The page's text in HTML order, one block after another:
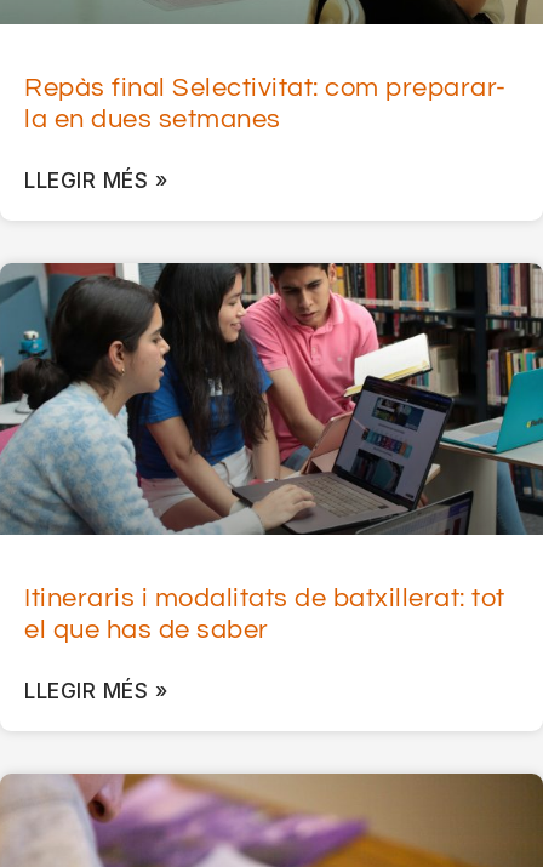
Repàs final Selectivitat: com preparar-
la en dues setmanes
LLEGIR MÉS »
Itineraris i modalitats de batxillerat: tot
el que has de saber
LLEGIR MÉS »